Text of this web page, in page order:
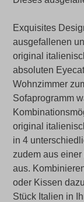
Exquisites
ausgefallenen
original
absoluten
Wohnzimmer
Sofaprogramm
original
in 4
zudem aus
aus.
oder Kissen
Stück Italien in